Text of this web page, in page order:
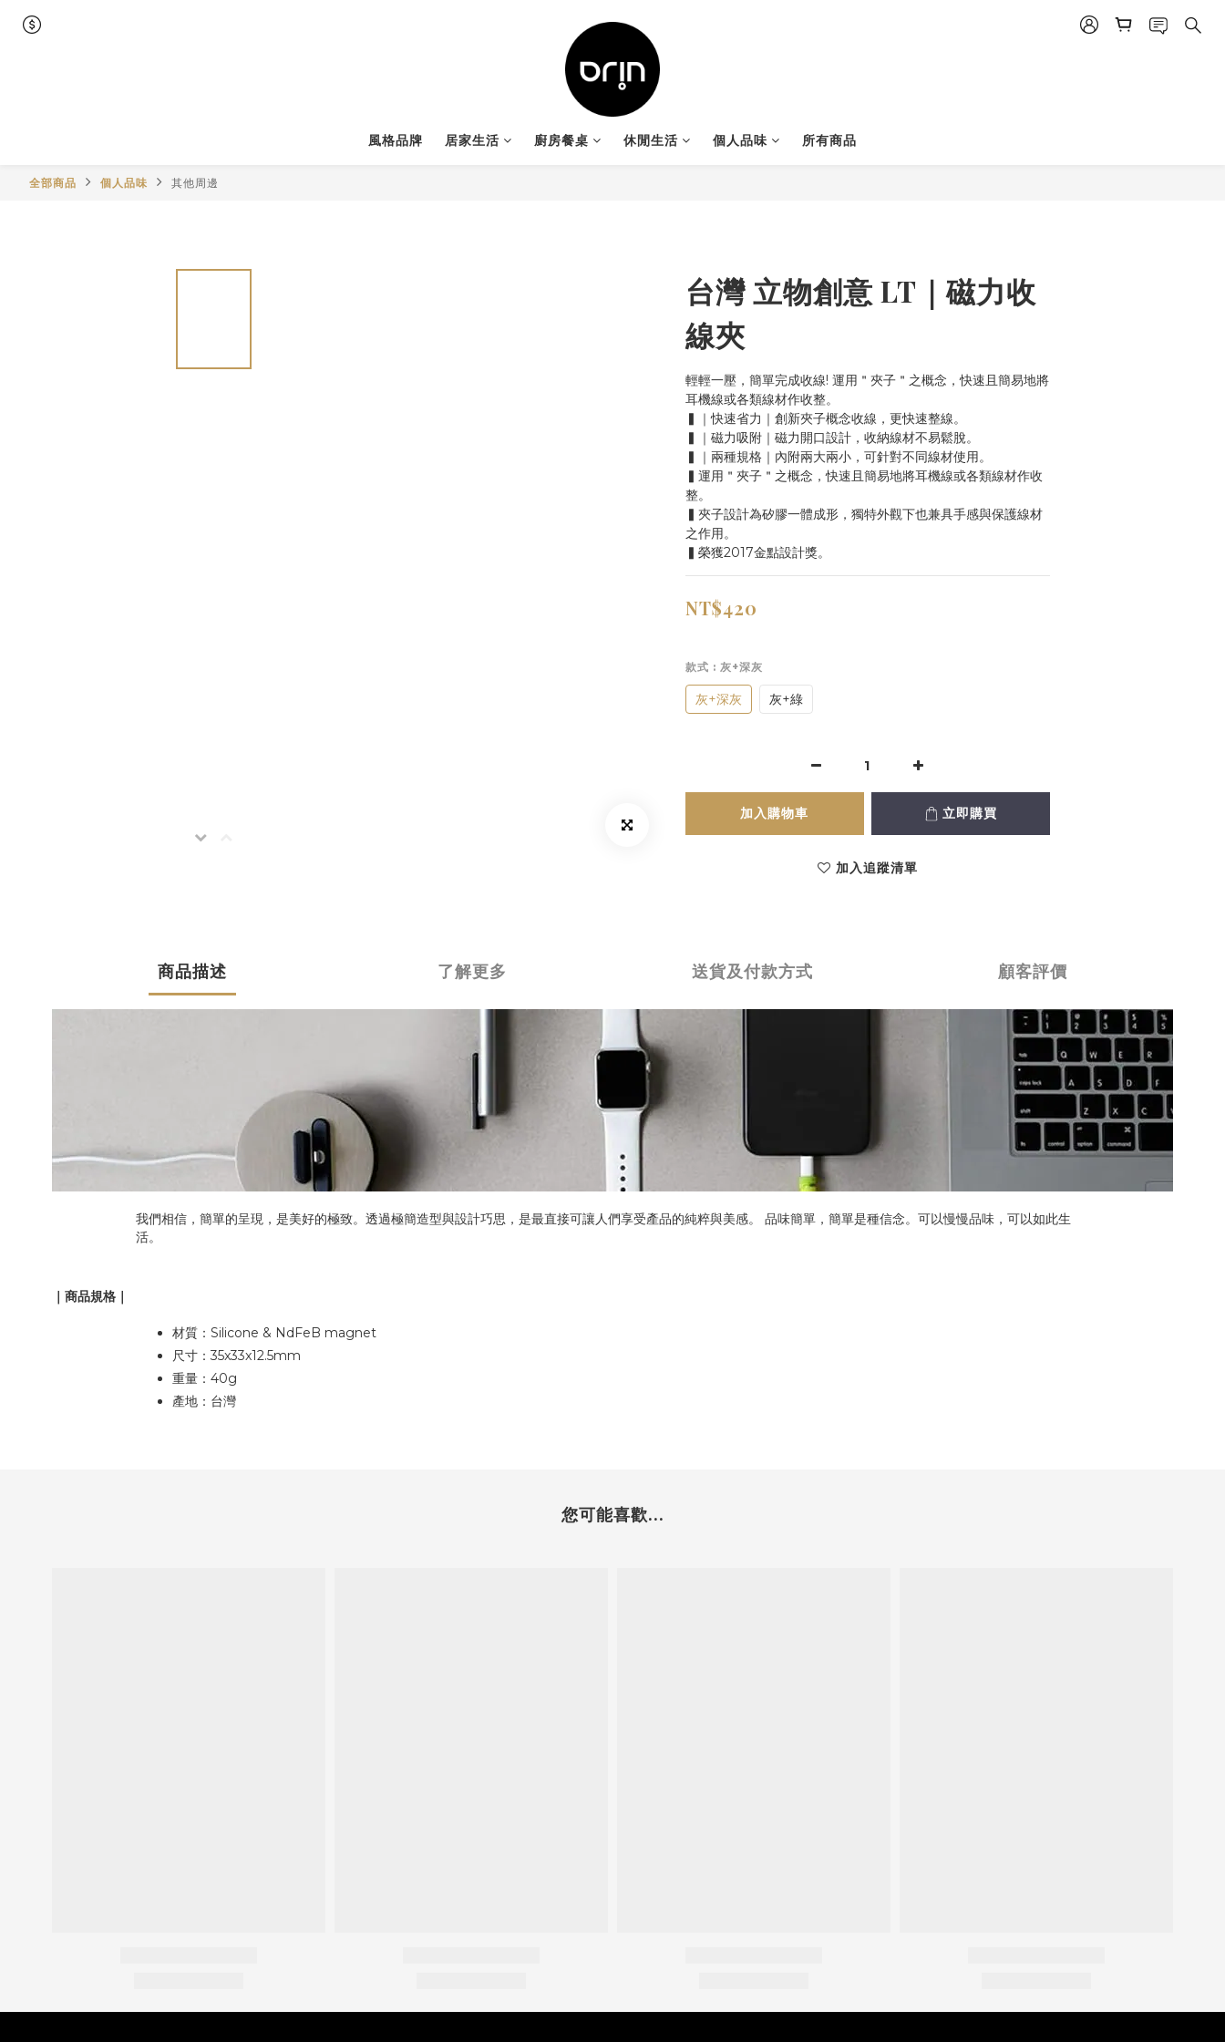
風格品牌 居家生活 廚房餐桌 休閒生活 個人品味 所有商品
全部商品 個人品味 其他周邊
台灣 立物創意 LT｜磁力收
線夾
輕輕一壓，簡單完成收線! 運用＂夾子＂之概念，快速且簡易地將
耳機線或各類線材作收整。
▍｜快速省力｜創新夾子概念收線，更快速整線。
▍｜磁力吸附｜磁力開口設計，收納線材不易鬆脫。
▍｜兩種規格｜內附兩大兩小，可針對不同線材使用。
▍運用＂夾子＂之概念，快速且簡易地將耳機線或各類線材作收
整。
▍夾子設計為矽膠一體成形，獨特外觀下也兼具手感與保護線材
之作用。
▍榮獲2017金點設計獎。
NT$420
款式 : 灰+深灰
灰+深灰 灰+綠
加入購物車 立即購買
加入追蹤清單
商品描述 了解更多 送貨及付款方式 顧客評價
我們相信，簡單的呈現，是美好的極致。透過極簡造型與設計巧思，是最直接可讓人們享受產品的純粹與美感。 品味簡單，簡單是種信念。可以慢慢品味，可以如此生
活。
｜商品規格｜
材質：Silicone & NdFeB magnet
尺寸：35x33x12.5mm
重量：40g
產地：台灣
您可能喜歡...